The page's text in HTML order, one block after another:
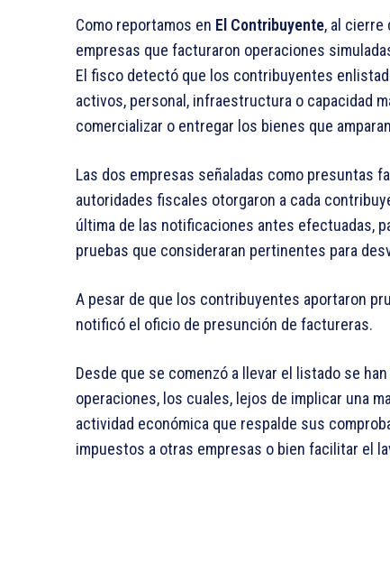
Como reportamos en El Contribuyente, al cierre
empresas que facturaron operaciones
El fisco detectó que los contribuyentes
activos, personal, infraestructura o capacidad
comercializar o entregar los bienes que
Las dos empresas señaladas como presuntas
autoridades fiscales otorgaron a cada
última de las notificaciones antes efectuadas,
pruebas que consideraran pertinentes para
A pesar de que los contribuyentes aportaron
notificó el oficio de presunción de factureras.
Desde que se comenzó a llevar el listado se
operaciones, los cuales, lejos de implicar una
actividad económica que respalde sus
impuestos a otras empresas o bien facilitar el